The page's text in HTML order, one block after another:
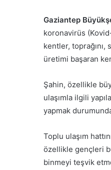
Gaziantep
koronavirüs
kentler,
üretimi başaran
Şahin, özellikle
ulaşımla ilgili
yapmak
Toplu ulaşım
özellikle gençleri
binmeyi teşvik